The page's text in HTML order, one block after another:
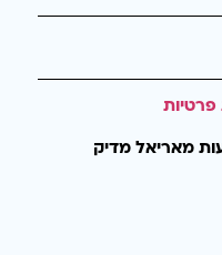
פרטיות
מאריאל מדיק